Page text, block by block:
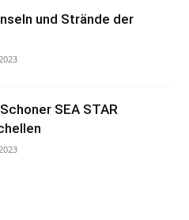
und Strände der
SEA STAR